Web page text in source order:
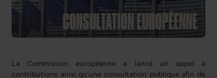
La Commission européenne a lancé un appel à
contributions ainsi qu’une consultation publique afin de